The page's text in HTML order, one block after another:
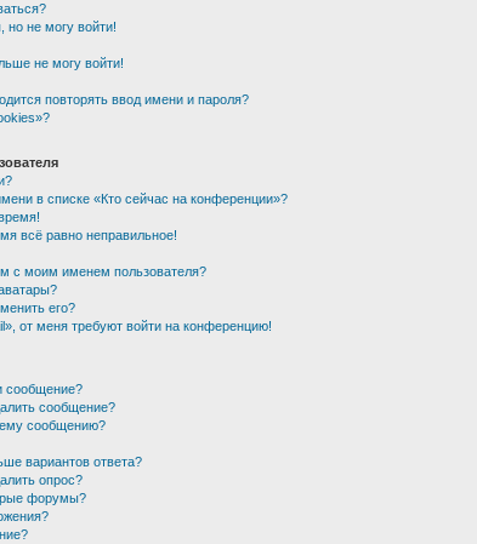
но не могу войти!
не могу войти!
повторять ввод имени и пароля?
в списке «Кто сейчас на конференции»?
всё равно неправильное!
с моим именем пользователя?
его?
от меня требуют войти на конференцию!
сообщение?
сообщение?
сообщению?
вариантов ответа?
опрос?
форумы?